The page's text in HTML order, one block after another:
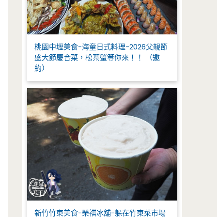
桃園中壢美食-海童日式料理-2026父親節
盛大節慶合菜，松葉蟹等你來！！ （邀
約）
新竹竹東美食-榮祺冰舖-躲在竹東菜市場